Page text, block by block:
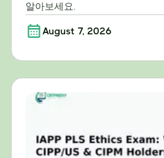
알아보세요.
August 7, 2026